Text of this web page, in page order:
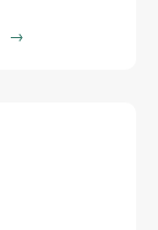
→